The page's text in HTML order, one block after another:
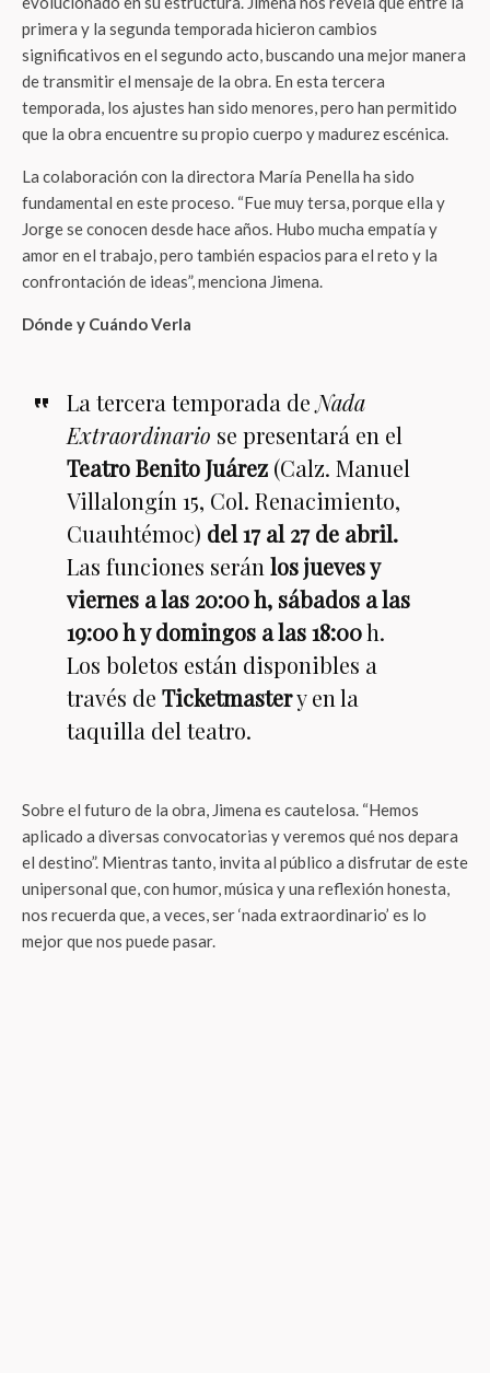
primera y la segunda temporada hicieron cambios
significativos en el segundo acto, buscando una mejor manera
de transmitir el mensaje de la obra. En esta tercera
temporada, los ajustes han sido menores, pero han permitido
que la obra encuentre su propio cuerpo y madurez escénica.
La colaboración con la directora María Penella ha sido
fundamental en este proceso. “Fue muy tersa, porque ella y
Jorge se conocen desde hace años. Hubo mucha empatía y
amor en el trabajo, pero también espacios para el reto y la
confrontación de ideas”, menciona Jimena.
Dónde y Cuándo Verla
La tercera temporada de Nada
Extraordinario se presentará en el
Teatro Benito Juárez(Calz. Manuel
Villalongín 15, Col. Renacimiento,
Cuauhtémoc) del 17 al 27 de abril.
Las funciones serán los jueves y
viernes a las 20:00 h, sábados a las
19:00 h y domingos a las 18:00h.
Los boletos están disponibles a
través de Ticketmastery en la
taquilla del teatro.
Sobre el futuro de la obra, Jimena es cautelosa. “Hemos
aplicado a diversas convocatorias y veremos qué nos depara
el destino”. Mientras tanto, invita al público a disfrutar de este
unipersonal que, con humor, música y una reflexión honesta,
nos recuerda que, a veces, ser ‘nada extraordinario’ es lo
mejor que nos puede pasar.